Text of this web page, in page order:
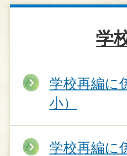
学
学校再編に
小）
学校再編に